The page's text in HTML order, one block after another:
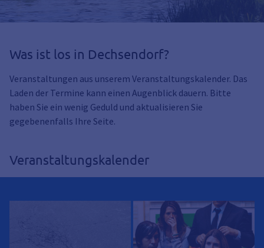
Was ist los in Dechsendorf?
Veranstaltungen aus unserem Veranstaltungskalender. Das
Laden der Termine kann einen Augenblick dauern. Bitte
haben Sie ein wenig Geduld und aktualisieren Sie
gegebenenfalls Ihre Seite.
Veranstaltungskalender